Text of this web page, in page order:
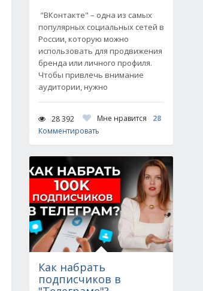
"ВКонтакте" – одна из самых
популярных социальных сетей в
России, которую можно
использовать для продвижения
бренда или личного профиля.
Чтобы привлечь внимание
аудитории, нужно
28 392 Мне нравится
28
Комментировать
Как набрать
подписчиков в